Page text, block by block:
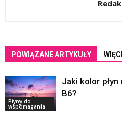
POWIĄZANE ARTYKUŁY
Płyny do
wspomagania
Jaki kolor
B6?